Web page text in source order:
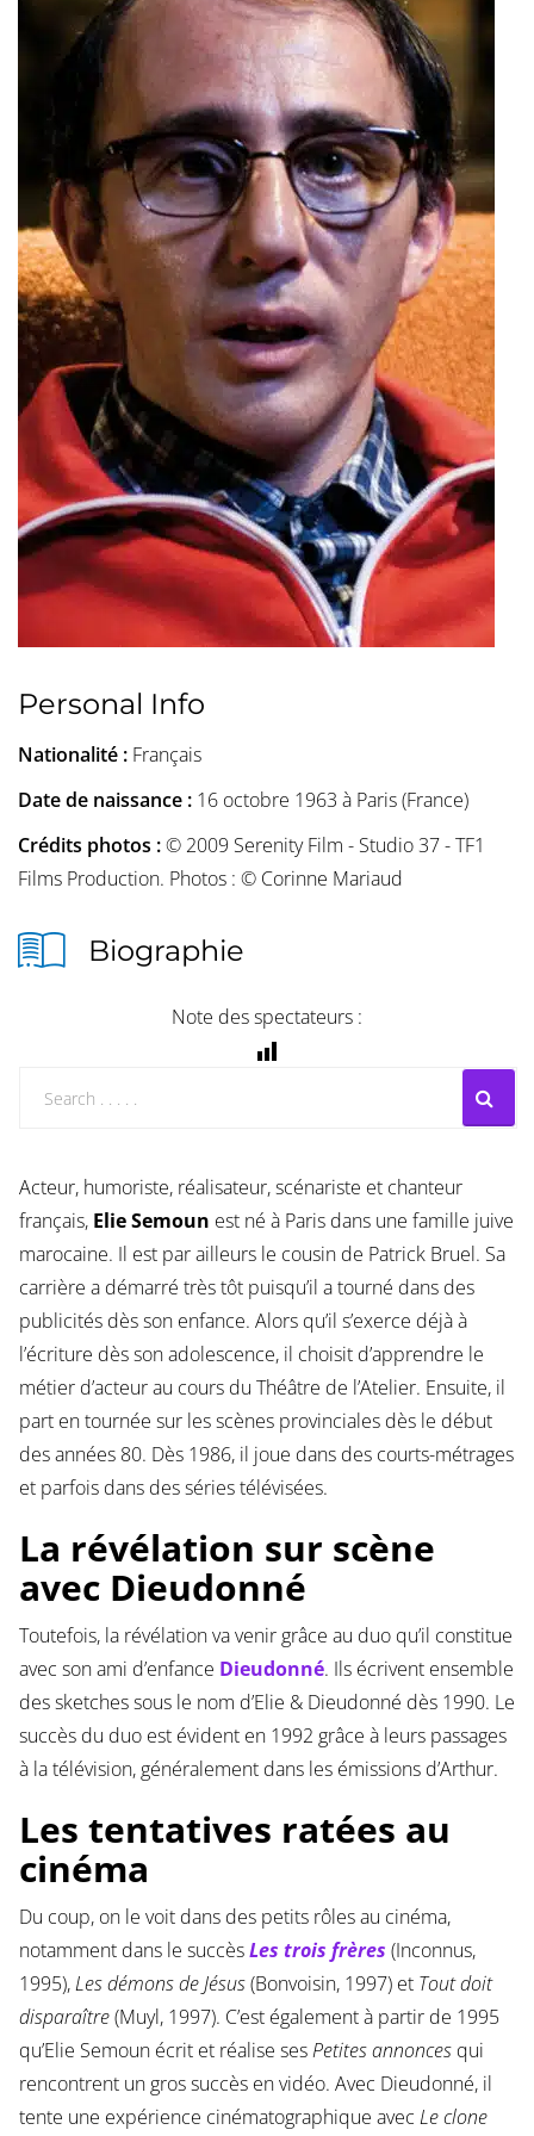
Personal Info
Nationalité : Français
Date de naissance : 16 octobre 1963 à Paris (France)
Crédits photos :© 2009 Serenity Film - Studio 37 - TF1
Films Production. Photos : © Corinne Mariaud
Biographie
Note des spectateurs :
Acteur, humoriste, réalisateur, scénariste et chanteur
français, Elie Semoun est né à Paris dans une famille juive
marocaine. Il est par ailleurs le cousin de Patrick Bruel. Sa
carrière a démarré très tôt puisqu’il a tourné dans des
publicités dès son enfance. Alors qu’il s’exerce déjà à
l’écriture dès son adolescence, il choisit d’apprendre le
métier d’acteur au cours du Théâtre de l’Atelier. Ensuite, il
part en tournée sur les scènes provinciales dès le début
des années 80. Dès 1986, il joue dans des courts-métrages
et parfois dans des séries télévisées.
La révélation sur scène
avec Dieudonné
Toutefois, la révélation va venir grâce au duo qu’il constitue
avec son ami d’enfance Dieudonné. Ils écrivent ensemble
des sketches sous le nom d’Elie & Dieudonné dès 1990. Le
succès du duo est évident en 1992 grâce à leurs passages
à la télévision, généralement dans les émissions d’Arthur.
Les tentatives ratées au
cinéma
Du coup, on le voit dans des petits rôles au cinéma,
notamment dans le succèsLes trois frères (Inconnus,
1995),Les démons de Jésus(Bonvoisin, 1997) et Tout doit
disparaître(Muyl, 1997). C’est également à partir de 1995
qu’Elie Semoun écrit et réalise sesPetites annoncesqui
rencontrent un gros succès en vidéo. Avec Dieudonné, il
tente une expérience cinématographique avec Le clone